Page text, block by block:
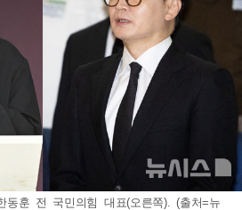
동훈 전 국민의힘 대표(오른쪽). (출처=뉴